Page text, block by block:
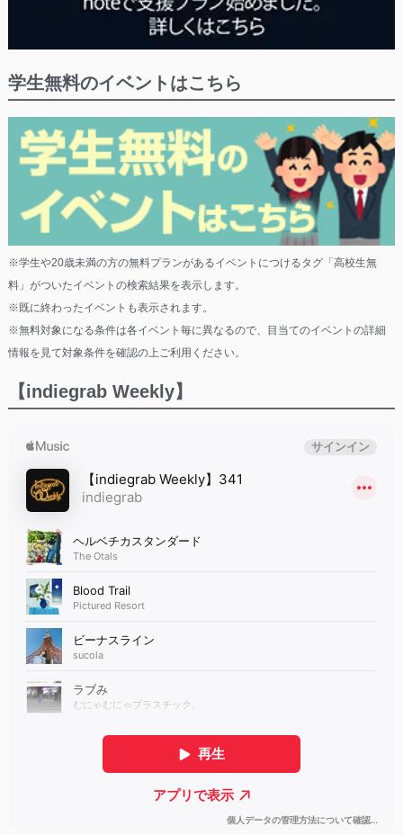
学生無料のイベントはこちら
※学生や20歳未満の方の無料プランがあるイベントにつけるタグ「高校生無
料」がついたイベントの検索結果を表示します。
※既に終わったイベントも表示されます。
※無料対象になる条件は各イベント毎に異なるので、目当てのイベントの詳細
情報を見て対象条件を確認の上ご利用ください。
【indiegrab Weekly】